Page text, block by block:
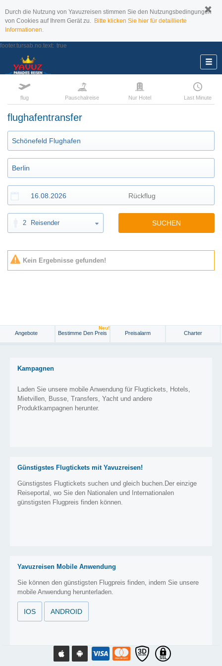
Durch die Nutzung von Yavuzreisen stimmen Sie den Nutzungsbedingungen
von Cookies auf Ihrem Gerät zu. Bitte klicken Sie hier für detaillierte
Informationen.
footer.tursab.no.text: true
flug Pauschalreise Nur Hotel Last Minute
flughafentransfer
2 Reisender SUCHEN
Kein Ergebnisse gefunden!
Angebote Bestimme Den Preis
Neu!
Preisalarm Charter
Kampagnen
Laden Sie unsere mobile Anwendung für Flugtickets, Hotels,
Mietvillen, Busse, Transfers, Yacht und andere
Produktkampagnen herunter.
Günstigstes Flugtickets mit Yavuzreisen!
Günstigstes Flugtickets suchen und gleich buchen.Der einzige
Reiseportal, wo Sie den Nationalen und Internationalen
günstigsten Flugpreis finden können.
Yavuzreisen Mobile Anwendung
Sie können den günstigsten Flugpreis finden, indem Sie unsere
mobile Anwendung herunterladen.
IOS ANDROID